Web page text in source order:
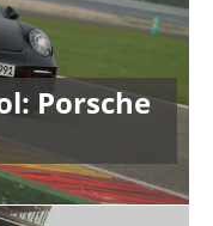
Porsche